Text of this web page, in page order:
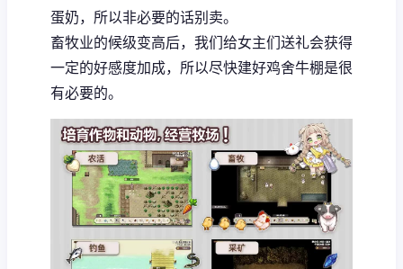
蛋奶，所以非必要的话别卖。
畜牧业的候级变高后，我们给女主们送礼会获得
一定的好感度加成，所以尽快建好鸡舍牛棚是很
有必要的。